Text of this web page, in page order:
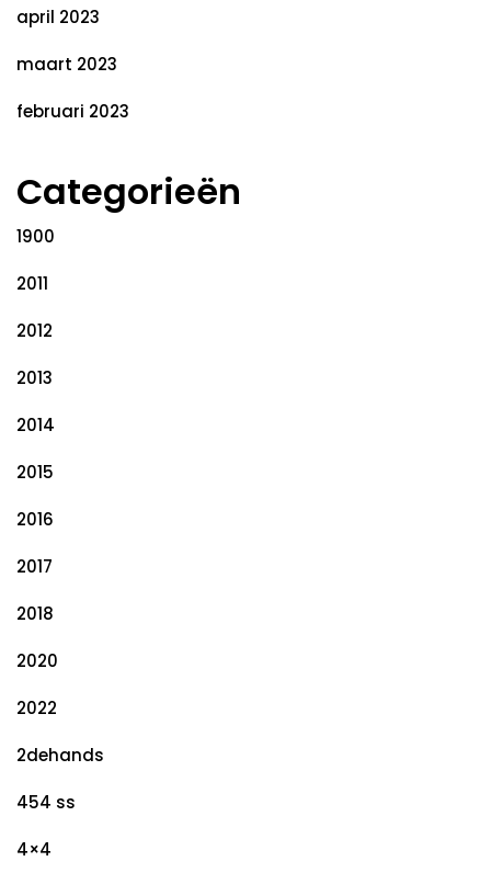
april 2023
maart 2023
februari 2023
Categorieën
1900
2011
2012
2013
2014
2015
2016
2017
2018
2020
2022
2dehands
454 ss
4×4